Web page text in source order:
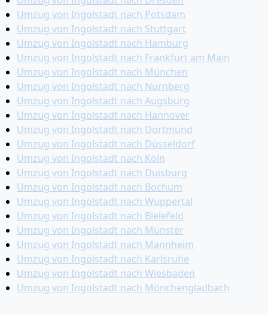
Umzug von Ingolstadt nach Potsdam
Umzug von Ingolstadt nach Stuttgart
Umzug von Ingolstadt nach Hamburg
Umzug von Ingolstadt nach Frankfurt am Main
Umzug von Ingolstadt nach München
Umzug von Ingolstadt nach Nürnberg
Umzug von Ingolstadt nach Augsburg
Umzug von Ingolstadt nach Hannover
Umzug von Ingolstadt nach Dortmund
Umzug von Ingolstadt nach Düsseldorf
Umzug von Ingolstadt nach Köln
Umzug von Ingolstadt nach Duisburg
Umzug von Ingolstadt nach Bochum
Umzug von Ingolstadt nach Wuppertal
Umzug von Ingolstadt nach Bielefeld
Umzug von Ingolstadt nach Münster
Umzug von Ingolstadt nach Mannheim
Umzug von Ingolstadt nach Karlsruhe
Umzug von Ingolstadt nach Wiesbaden
Umzug von Ingolstadt nach Mönchen­gladbach